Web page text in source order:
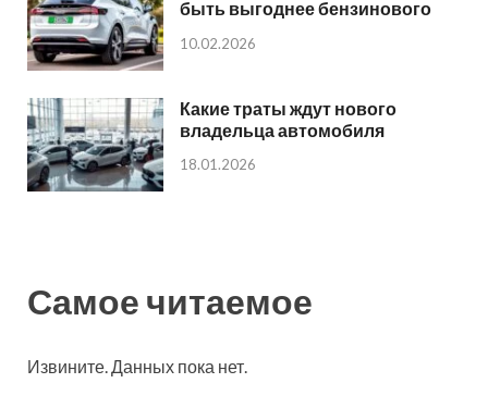
быть выгоднее бензинового
10.02.2026
Какие траты ждут нового
владельца автомобиля
18.01.2026
Самое читаемое
Извините. Данных пока нет.